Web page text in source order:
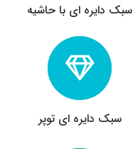
سبک دایره ای با حاشیه
سبک دایره ای توپر